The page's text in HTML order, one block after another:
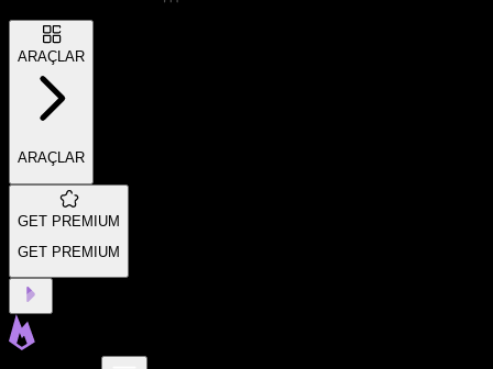
ARAÇLAR
ARAÇLAR
GET PREMIUM
GET PREMIUM